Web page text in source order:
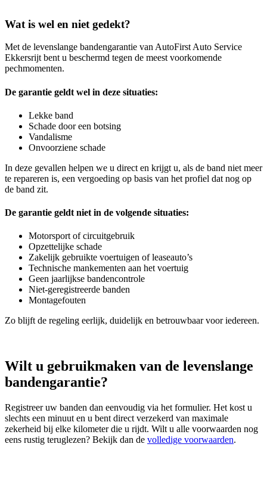
Wat is wel en niet gedekt?
Met de levenslange bandengarantie van AutoFirst Auto Service
Ekkersrijt bent u beschermd tegen de meest voorkomende
pechmomenten.
De garantie geldt wel in deze situaties:
Lekke band
Schade door een botsing
Vandalisme
Onvoorziene schade
In deze gevallen helpen we u direct en krijgt u, als de band niet meer
te repareren is, een vergoeding op basis van het profiel dat nog op
de band zit.
De garantie geldt niet in de volgende situaties:
Motorsport of circuitgebruik
Opzettelijke schade
Zakelijk gebruikte voertuigen of leaseauto’s
Technische mankementen aan het voertuig
Geen jaarlijkse bandencontrole
Niet‑geregistreerde banden
Montagefouten
Zo blijft de regeling eerlijk, duidelijk en betrouwbaar voor iedereen.
Wilt u gebruikmaken van de levenslange
bandengarantie?
Registreer uw banden dan eenvoudig via het formulier. Het kost u
slechts een minuut en u bent direct verzekerd van maximale
zekerheid bij elke kilometer die u rijdt. Wilt u alle voorwaarden nog
eens rustig teruglezen? Bekijk dan de volledige voorwaarden.